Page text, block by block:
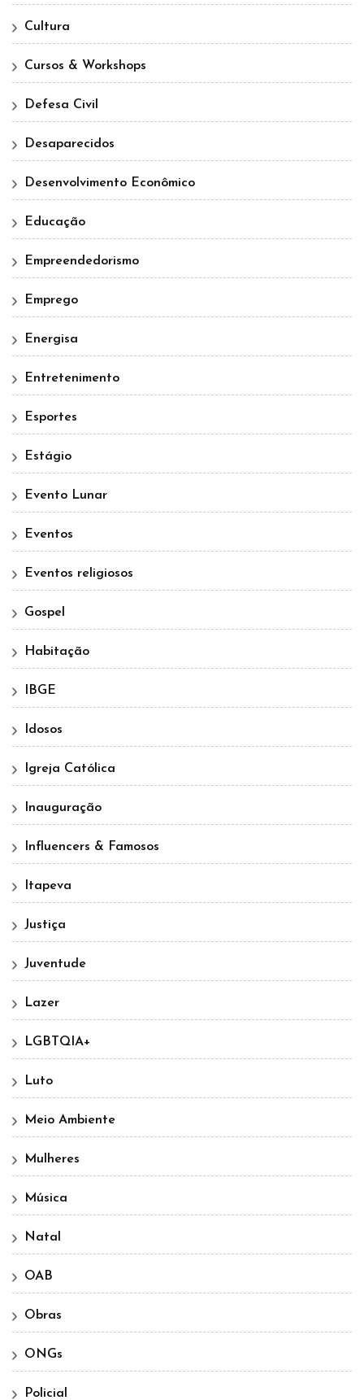
Cultura
Cursos & Workshops
Defesa Civil
Desaparecidos
Desenvolvimento Econômico
Educação
Empreendedorismo
Emprego
Energisa
Entretenimento
Esportes
Estágio
Evento Lunar
Eventos
Eventos religiosos
Gospel
Habitação
IBGE
Idosos
Igreja Católica
Inauguração
Influencers & Famosos
Itapeva
Justiça
Juventude
Lazer
LGBTQIA+
Luto
Meio Ambiente
Mulheres
Música
Natal
OAB
Obras
ONGs
Policial